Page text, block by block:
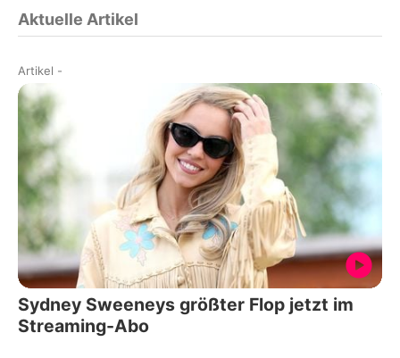
Aktuelle Artikel
Artikel -
Sydney Sweeneys größter Flop jetzt im
Streaming-Abo